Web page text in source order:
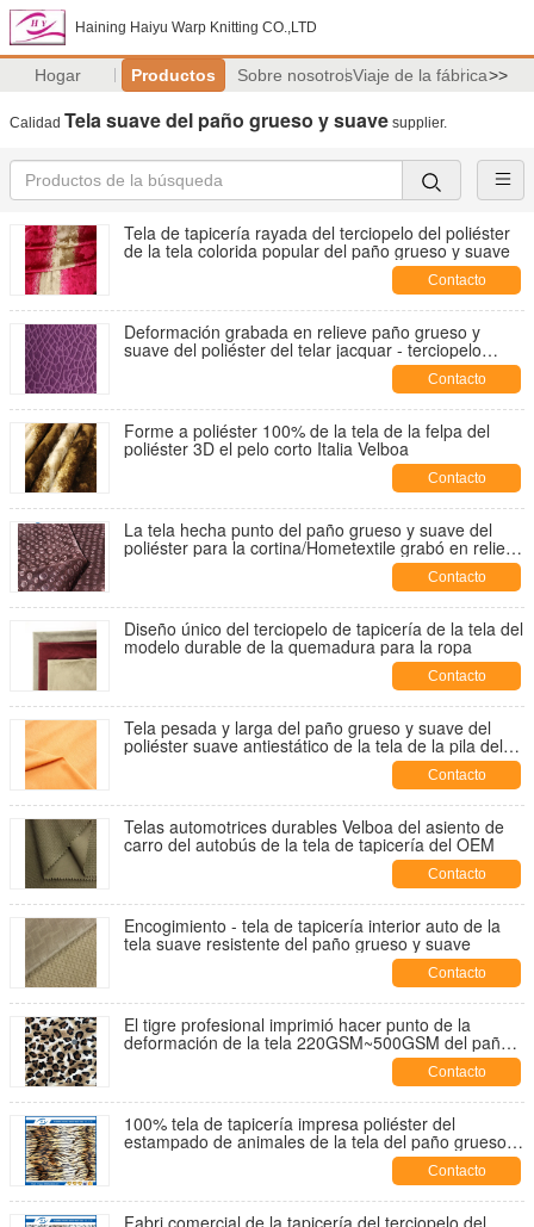
Haining Haiyu Warp Knitting CO.,LTD
Hogar Productos Sobre nosotrosViaje de la fábrica>>
Calidad Tela suave del paño grueso y suave supplier.
Tela de tapicería rayada del terciopelo del poliéster
de la tela colorida popular del paño grueso y suave
Contacto
Deformación grabada en relieve paño grueso y
suave del poliéster del telar jacquar - terciopelo
hecho punto de la tela enlazado con el TCContacto
Forme a poliéster 100% de la tela de la felpa del
poliéster 3D el pelo corto Italia Velboa
Contacto
La tela hecha punto del paño grueso y suave del
poliéster para la cortina/Hometextile grabó en relieve
Contacto
Diseño único del terciopelo de tapicería de la tela del
modelo durable de la quemadura para la ropa
Contacto
Tela pesada y larga del paño grueso y suave del
poliéster suave antiestático de la tela de la pila del
Contacto
Telas automotrices durables Velboa del asiento de
carro del autobús de la tela de tapicería del OEM
Contacto
Encogimiento - tela de tapicería interior auto de la
tela suave resistente del paño grueso y suave
Contacto
El tigre profesional imprimió hacer punto de la
deformación de la tela 220GSM~500GSM del paño
Contacto
100% tela de tapicería impresa poliéster del
estampado de animales de la tela del paño grueso y
Contacto
Fabri comercial de la tapicería del terciopelo del